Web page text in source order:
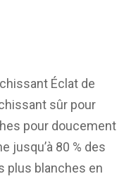
Éclat de
sûr pour
pour doucement
jusqu’à 80 % des
plus blanches en